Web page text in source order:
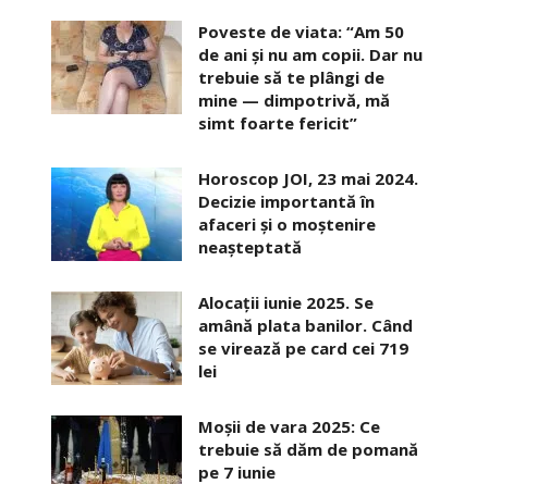
Poveste de viata: “Am 50
de ani și nu am copii. Dar nu
trebuie să te plângi de
mine — dimpotrivă, mă
simt foarte fericit”
Horoscop JOI, 23 mai 2024.
Decizie importantă în
afaceri şi o moştenire
neaşteptată
Alocaţii iunie 2025. Se
amână plata banilor. Când
se virează pe card cei 719
lei
Moșii de vara 2025: Ce
trebuie să dăm de pomană
pe 7 iunie